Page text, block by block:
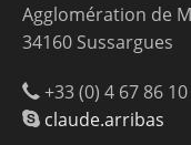
Agglomération de
34160 Sussargues
+33 (0) 4 67 86
claude.arribas